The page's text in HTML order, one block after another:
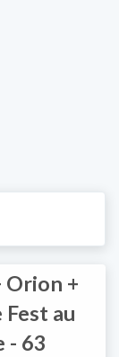
Orion +
au
- 63